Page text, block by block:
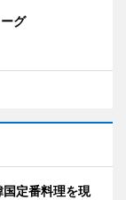
グ
定番料理を現